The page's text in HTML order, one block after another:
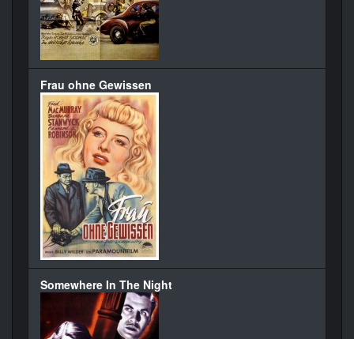
Frau ohne Gewissen
Somewhere In The Night